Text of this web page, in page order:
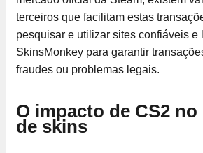
terceiros que facilitam estas
pesquisar e utilizar sites confiáveis e
SkinsMonkey para garantir
fraudes ou problemas legais.
O impacto de CS2
de skins